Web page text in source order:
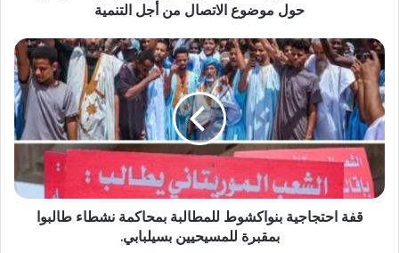
حول موضوع الاتصال من أجل التنمية
قفة احتجاجية بنواكشوط للمطالبة بمحاكمة نشطاء طالبوا
بمقبرة للمسيحيين بسيلبابي.